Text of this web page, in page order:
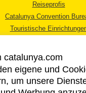
Reiseprofis
Catalunya Convention
Touristische
catalunya.com
eigene und
um unsere